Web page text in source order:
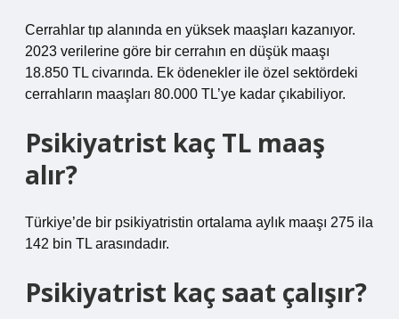
Cerrahlar tıp alanında en yüksek maaşları kazanıyor.
2023 verilerine göre bir cerrahın en düşük maaşı
18.850 TL civarında. Ek ödenekler ile özel sektördeki
cerrahların maaşları 80.000 TL’ye kadar çıkabiliyor.
Psikiyatrist kaç TL maaş
alır?
Türkiye’de bir psikiyatristin ortalama aylık maaşı 275 ila
142 bin TL arasındadır.
Psikiyatrist kaç saat çalışır?